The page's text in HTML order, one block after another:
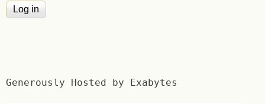
Generously Hosted by Exabytes